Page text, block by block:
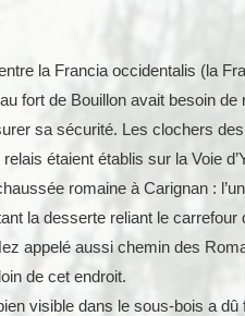
la Francia occidentalis (la
fort de Bouillon avait besoin de
sa sécurité. Les clochers
étaient établis sur la Voie
romaine à Carignan :
la desserte reliant le carrefour
appelé aussi chemin des
de cet endroit.
visible dans le sous-bois a dû